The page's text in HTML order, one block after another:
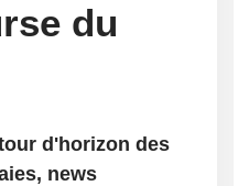
du
d'horizon des
news